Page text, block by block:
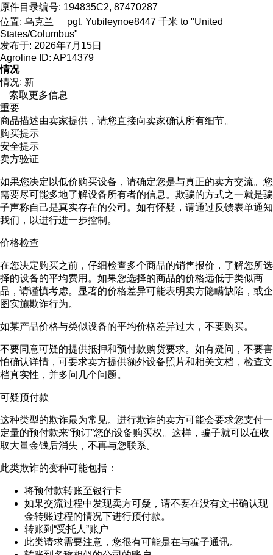
原件目录编号: 194835C2, 87470287
位置: 乌克兰 pgt. Yubileynoe8447 千米 to "United
States/Columbus"
发布于: 2026年7月15日
Agroline ID: AP14379
情况
情况: 新
索取更多信息
重要
商品描述由卖家提供，请您直接向卖家确认所有细节。
购买提示
安全提示
卖方验证
如果您决定以低价购买设备，请确定您是与真正的卖方交流。您
需要尽可能多地了解设备所有者的信息。欺骗的方式之一就是骗
子声称自己是真实存在的公司。如有怀疑，请通过反馈表单通知
我们，以进行进一步控制。
价格检查
在您决定购买之前，仔细检查多个商品的销售报价，了解您所选
择的设备的平均费用。如果您选择的商品的价格远低于类似商
品，请谨慎考虑。显著的价格差异可能表明卖方隐瞒缺陷，或企
图实施欺诈行为。
如某产品价格与类似设备的平均价格差异过大，不要购买。
不要同意可疑的提供抵押和预付款购货要求。如有疑问，不要害
怕确认详情，可要求卖方提供额外设备照片和相关文档，检查文
档真实性，并多问几个问题。
可疑预付款
这种类型的欺诈最为常见。进行欺诈的卖方可能会要求您支付一
定量的预付款来“预订”您的设备购买权。这样，骗子就可以在收
取大量金钱后消失，不再与您联系。
此类欺诈的变种可能包括：
将预付款转账至银行卡
如果交流过程中发现卖方可疑，请不要在没有文书确认现
金转账过程的情况下进行预付款。
转账到“受托人”账户
此类请求需要注意，您很有可能是在与骗子通讯。